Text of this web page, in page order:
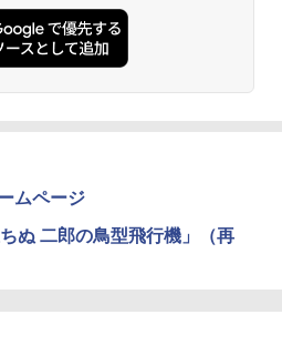
ムページ
ぬ 二郎の鳥型飛行機」（再